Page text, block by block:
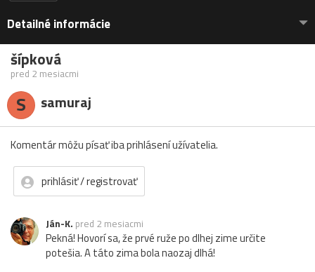
Detailné informácie
šípková
pred 2 mesiacmi
S samuraj
Komentár môžu písať iba prihlásení užívatelia.
prihlásiť / registrovať
Ján-K. pred 2 mesiacmi
Pekná! Hovorí sa, že prvé ruže po dlhej zime určite
potešia. A táto zima bola naozaj dlhá!